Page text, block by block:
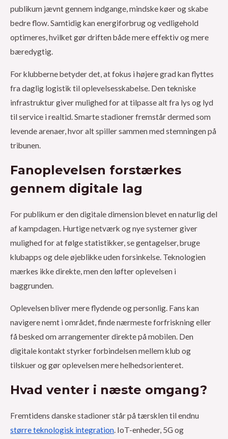
publikum jævnt gennem indgange, mindske køer og skabe
bedre flow. Samtidig kan energiforbrug og vedligehold
optimeres, hvilket gør driften både mere effektiv og mere
bæredygtig.
For klubberne betyder det, at fokus i højere grad kan flyttes
fra daglig logistik til oplevelsesskabelse. Den tekniske
infrastruktur giver mulighed for at tilpasse alt fra lys og lyd
til service i realtid. Smarte stadioner fremstår dermed som
levende arenaer, hvor alt spiller sammen med stemningen på
tribunen.
Fanoplevelsen forstærkes
gennem digitale lag
For publikum er den digitale dimension blevet en naturlig del
af kampdagen. Hurtige netværk og nye systemer giver
mulighed for at følge statistikker, se gentagelser, bruge
klubapps og dele øjeblikke uden forsinkelse. Teknologien
mærkes ikke direkte, men den løfter oplevelsen i
baggrunden.
Oplevelsen bliver mere flydende og personlig. Fans kan
navigere nemt i området, finde nærmeste forfriskning eller
få besked om arrangementer direkte på mobilen. Den
digitale kontakt styrker forbindelsen mellem klub og
tilskuer og gør oplevelsen mere helhedsorienteret.
Hvad venter i næste omgang?
Fremtidens danske stadioner står på tærsklen til endnu
større teknologisk integration. IoT-enheder, 5G og